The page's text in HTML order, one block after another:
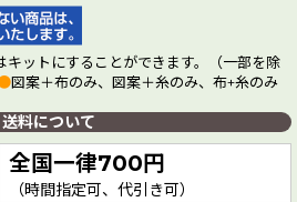
ットにすることができます。（一部を除
図案＋布のみ、図案＋糸のみ、布+糸のみ
送料について
全国一律700円
（時間指定可、代引き可）